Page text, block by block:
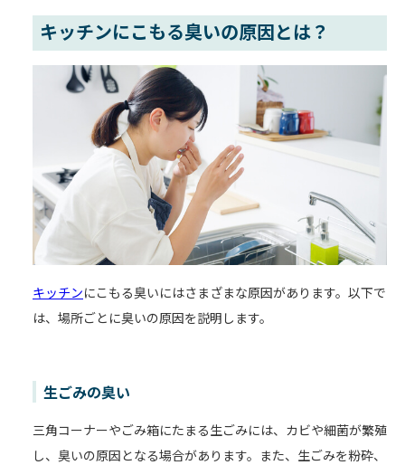
キッチンにこもる臭いの原因とは？
キッチンにこもる臭いにはさまざまな原因があります。以下で
は、場所ごとに臭いの原因を説明します。
生ごみの臭い
三角コーナーやごみ箱にたまる生ごみには、カビや細菌が繁殖
し、臭いの原因となる場合があります。また、生ごみを粉砕、